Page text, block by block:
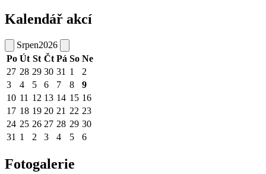
Kalendář akcí
Srpen2026
Po Út St Čt Pá So Ne
27 28 29 30 31 1
2
3
4 5 6 7 8
9
10 11 12 13 14 15 16
17 18 19 20 21 22 23
24 25 26 27 28 29 30
31 1 2 3 4 5 6
Fotogalerie